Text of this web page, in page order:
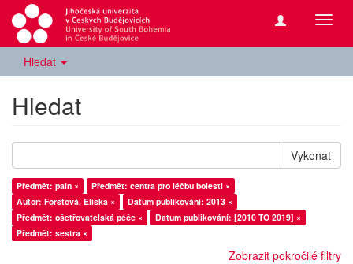
Hledat
Hledat
Vykonat
Předmět: pain ×
Předmět: centra pro léčbu bolesti ×
Autor: Forštová, Eliška ×
Datum publikování: 2013 ×
Předmět: ošetřovatelská péče ×
Datum publikování: [2010 TO 2019] ×
Předmět: sestra ×
Zobrazit pokročilé filtry